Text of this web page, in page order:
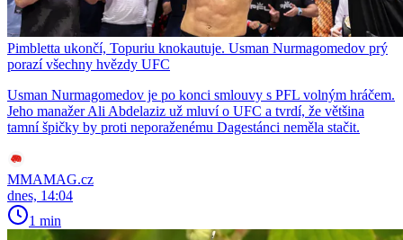
Pimbletta ukončí, Topuriu knokautuje. Usman Nurmagomedov prý
porazí všechny hvězdy UFC
Usman Nurmagomedov je po konci smlouvy s PFL volným hráčem.
Jeho manažer Ali Abdelaziz už mluví o UFC a tvrdí, že většina
tamní špičky by proti neporaženému Dagestánci neměla stačit.
MMAMAG.cz
dnes, 14:04
1 min